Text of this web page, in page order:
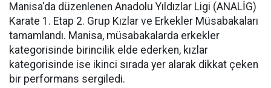
Manisa'da düzenlenen Anadolu Yıldızlar Ligi (ANALİG)
Karate 1. Etap 2. Grup Kızlar ve Erkekler Müsabakaları
tamamlandı. Manisa, müsabakalarda erkekler
kategorisinde birincilik elde ederken, kızlar
kategorisinde ise ikinci sırada yer alarak dikkat çeken
bir performans sergiledi.